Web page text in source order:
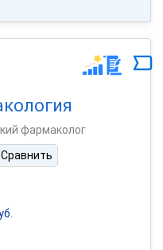
фармаколог
Сравнить